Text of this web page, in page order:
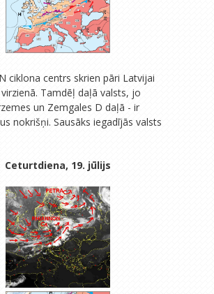
ciklona centrs skrien pāri Latvijai
Tamdēļ daļā valsts, jo
un Zemgales D daļā - ir
nokrišņi. Sausāks iegadījās valsts
Ceturtdiena, 19. jūlijs